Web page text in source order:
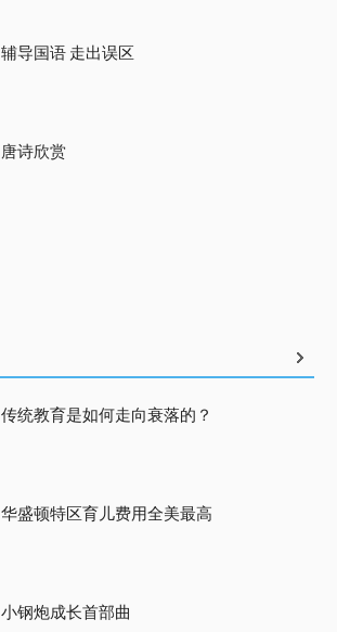
辅导国语 走出误区
唐诗欣赏
传统教育是如何走向衰落的？
华盛顿特区育儿费用全美最高
小钢炮成长首部曲